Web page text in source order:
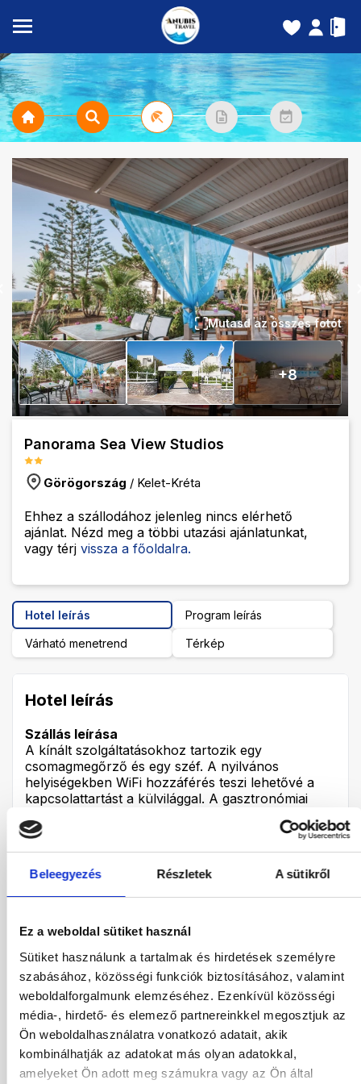
Beleegyezés Részletek A sütikről
Ez a weboldal sütiket használ
Sütiket használunk a tartalmak és hirdetések személyre
szabásához, közösségi funkciók biztosításához, valamint
weboldalforgalmunk elemzéséhez. Ezenkívül közösségi
média-, hirdető- és elemező partnereinkkel megosztjuk az
Ön weboldalhasználatra vonatkozó adatait, akik
kombinálhatják az adatokat más olyan adatokkal,
amelyeket Ön adott meg számukra vagy az Ön által
Mutasd az összes fotót
+8
Panorama Sea View Studios
Görögország / Kelet-Kréta
Ehhez a szállodához jelenleg nincs elérhető
ajánlat. Nézd meg a többi utazási ajánlatunkat,
vagy térj vissza a főoldalra.
Hotel leírás Program leírás
Várható menetrend Térkép
Hotel leírás
Szállás leírása
A kínált szolgáltatásokhoz tartozik egy
csomagmegőrző és egy széf. A nyilvános
helyiségekben WiFi hozzáférés teszi lehetővé a
kapcsolattartást a külvilággal. A gasztronómiai
szükségletek kielégítésére egy élelmiszerbolt áll
szállás rendelkezik továbbá TV-szobával,
játszószobával és könyvtárral. Amennyiben a
garázsban (díjmentesen) vagy a szabadtéri
továbbá a több nyelven beszélő személyzet, az
autókölcsönző, az orvosi ellátás, a transzfer
szolgáltatás, a szobaszerviz és a mosodai
szolgáltatás. A vendégeknek díjköteles Shuttle-
szolgáltatást biztosítanak. Az aktív kirándulásokat
kedvelőknek, akik a környéket két keréken
szeretnék felfedezni, kerékpárkölcsönző áll
rendelkezésre.